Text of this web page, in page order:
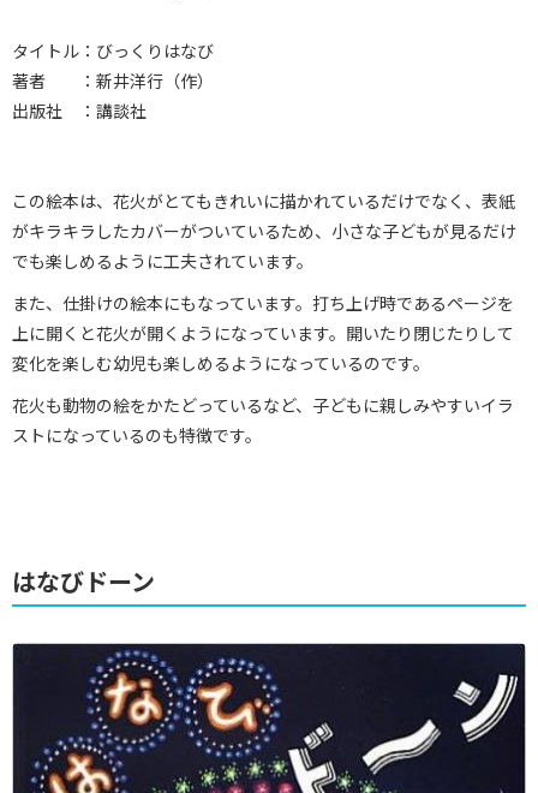
タイトル：びっくりはなび
著者 ：新井洋行（作）
出版社 ：講談社
この絵本は、花火がとてもきれいに描かれているだけでなく、表紙
がキラキラしたカバーがついているため、小さな子どもが見るだけ
でも楽しめるように工夫されています。
また、仕掛けの絵本にもなっています。打ち上げ時であるページを
上に開くと花火が開くようになっています。開いたり閉じたりして
変化を楽しむ幼児も楽しめるようになっているのです。
花火も動物の絵をかたどっているなど、子どもに親しみやすいイラ
ストになっているのも特徴です。
はなびドーン